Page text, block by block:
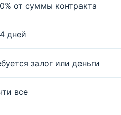
от суммы контракта
дней
залог или деньги
все